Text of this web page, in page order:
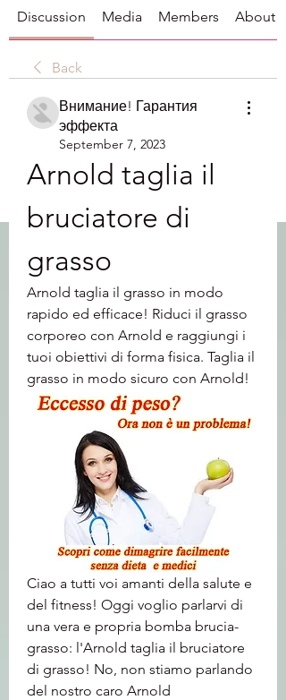
Discussion Media Members About
Back
Внимание! Гарантия
эффекта
September 7, 2023
Arnold taglia il
bruciatore di
grasso
Arnold taglia il grasso in modo
rapido ed efficace! Riduci il grasso
corporeo con Arnold e raggiungi i
tuoi obiettivi di forma fisica. Taglia il
grasso in modo sicuro con Arnold!
Ciao a tutti voi amanti della salute e
del fitness! Oggi voglio parlarvi di
una vera e propria bomba brucia-
grasso: l'Arnold taglia il bruciatore
di grasso! No, non stiamo parlando
del nostro caro Arnold